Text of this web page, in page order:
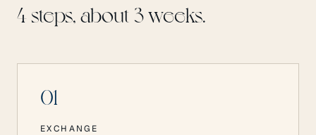
4 steps, about 3 weeks.
01
EXCHANGE